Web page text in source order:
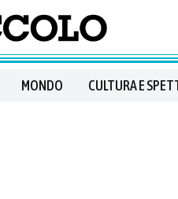
MONDO CULTURA E